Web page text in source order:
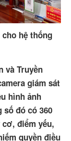
hệ thống
và Truyền
giám sát
hình ảnh
đó có 360
điểm yếu,
quyền điều